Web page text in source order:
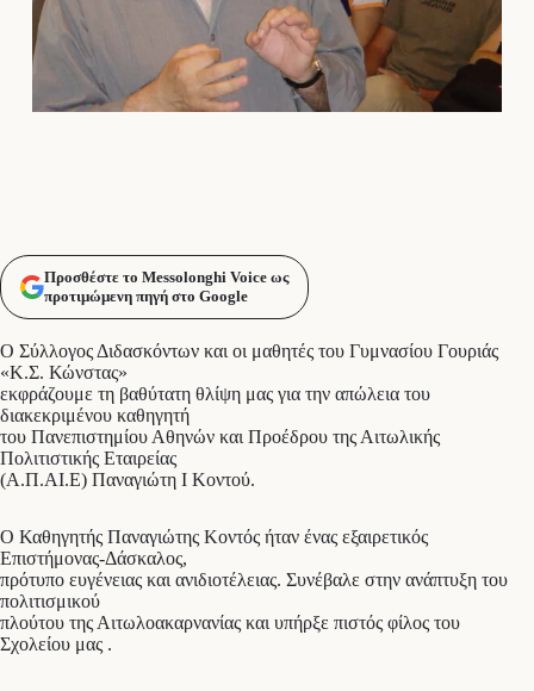
Προσθέστε το Messolonghi Voice ως
προτιμώμενη πηγή στο Google
Ο Σύλλογος Διδασκόντων και οι μαθητές του Γυμνασίου Γουριάς
«Κ.Σ. Κώνστας»
εκφράζουμε τη βαθύτατη θλίψη μας για την απώλεια του
διακεκριμένου καθηγητή
του Πανεπιστημίου Αθηνών και Προέδρου της Αιτωλικής
Πολιτιστικής Εταιρείας
(Α.Π.ΑΙ.Ε) Παναγιώτη Ι Κοντού.
Ο Καθηγητής Παναγιώτης Κοντός ήταν ένας εξαιρετικός
Επιστήμονας-Δάσκαλος,
πρότυπο ευγένειας και ανιδιοτέλειας. Συνέβαλε στην ανάπτυξη του
πολιτισμικού
πλούτου της Αιτωλοακαρνανίας και υπήρξε πιστός φίλος του
Σχολείου μας .